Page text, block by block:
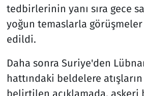
tedbirlerinin yanı sıra gece
yoğun temaslarla görüşmeler
edildi.
Daha sonra Suriye'den
hattındaki beldelere atışların
belirtilen açıklamada,